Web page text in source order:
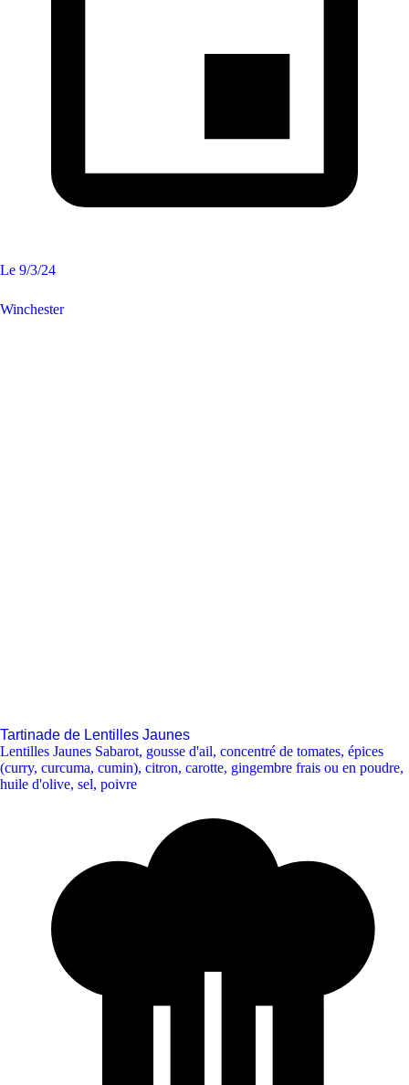
Le 9/3/24
Winchester
Tartinade de Lentilles Jaunes
Lentilles Jaunes Sabarot, gousse d'ail, concentré de tomates, épices
(curry, curcuma, cumin), citron, carotte, gingembre frais ou en poudre,
huile d'olive, sel, poivre